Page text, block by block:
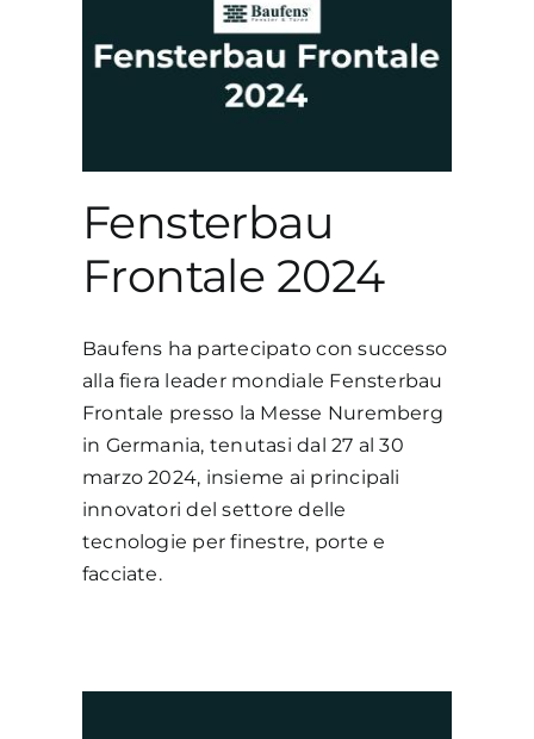
Fensterbau
Frontale 2024
Baufens ha partecipato con successo
alla fiera leader mondiale Fensterbau
Frontale presso la Messe Nuremberg
in Germania, tenutasi dal 27 al 30
marzo 2024, insieme ai principali
innovatori del settore delle
tecnologie per finestre, porte e
facciate.